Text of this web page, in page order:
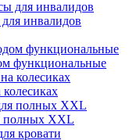
инвалидов
функциональные
полных XXL